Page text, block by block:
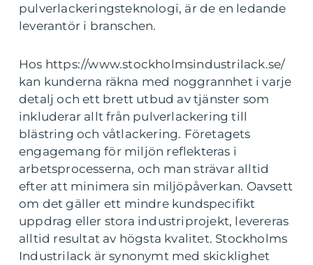
pulverlackeringsteknologi, är de en ledande
leverantör i branschen.
Hos https://www.stockholmsindustrilack.se/
kan kunderna räkna med noggrannhet i varje
detalj och ett brett utbud av tjänster som
inkluderar allt från pulverlackering till
blästring och våtlackering. Företagets
engagemang för miljön reflekteras i
arbetsprocesserna, och man strävar alltid
efter att minimera sin miljöpåverkan. Oavsett
om det gäller ett mindre kundspecifikt
uppdrag eller stora industriprojekt, levereras
alltid resultat av högsta kvalitet. Stockholms
Industrilack är synonymt med skicklighet